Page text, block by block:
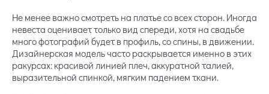
Не менее важно смотреть на платье со всех сторон. Иногда
невеста оценивает только вид спереди, хотя на свадьбе
много фотографий будет в профиль, со спины, в движении.
Дизайнерская модель часто раскрывается именно в этих
ракурсах: красивой линией плеч, аккуратной талией,
выразительной спинкой, мягким падением ткани.